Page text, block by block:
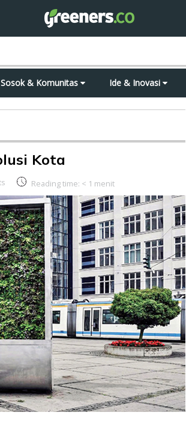
Sosok & Komunitas Ide & Inovasi
Kota
Reading time: < 1 menit